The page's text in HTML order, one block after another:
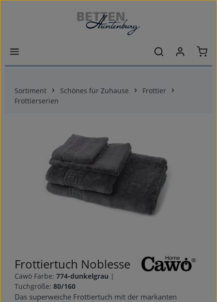
Zum Hauptinhalt springen
Sortiment Schönes für Zuhause
Frottier
Frottierserien
Frottiertuch Noblesse
Cawö Farbe: 774-dunkelgrau |
Tuchgröße: 80/160
Das superweiche Frottiertuch mit der markanten